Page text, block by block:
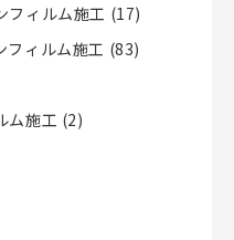
フィルム施工 (17)
フィルム施工 (83)
ム施工 (2)